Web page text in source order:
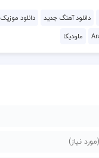
دانلود آهنگ جدید
دانلود موزیک
ملودیکا